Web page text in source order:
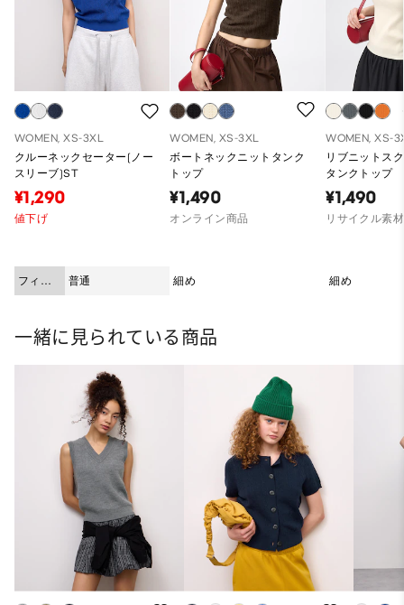
WOMEN, XS-3XL
クルーネックセーター(ノー
スリーブ)ST
¥1,290
値下げ
フィッ
ト
普通
WOMEN, XS-3XL
ボートネックニットタンク
トップ
¥1,490
オンライン商品
細め
WOMEN, XS-
リブニットス
タンクトップ
¥1,490
リサイクル素材
細め
一緒に見られている商品